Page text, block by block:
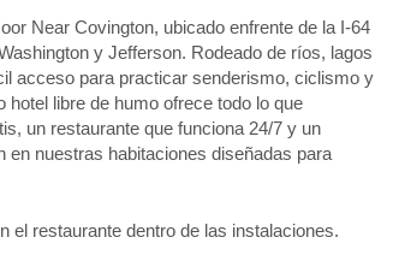
Near Covington, ubicado enfrente de la I-64
y Jefferson. Rodeado de ríos, lagos
acceso para practicar senderismo, ciclismo y
libre de humo ofrece todo lo que
un restaurante que funciona 24/7 y un
nuestras habitaciones diseñadas para
el restaurante dentro de las instalaciones.